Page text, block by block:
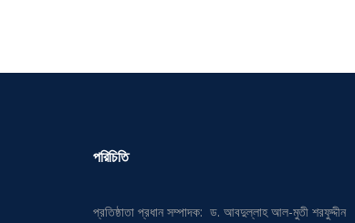
পরিচিতি
প্রতিষ্ঠাতা প্রধান সম্পাদক: ড. আবদুল্লাহ আল-মুতী শরফুদ্দীন